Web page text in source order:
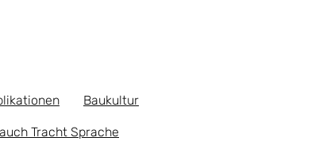
Baukultur
Tracht Sprache